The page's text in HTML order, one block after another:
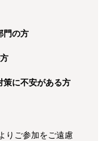
門の方
策に不安がある方
りご参加をご遠慮